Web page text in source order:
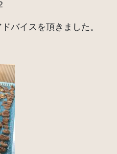
バイスを頂きました。